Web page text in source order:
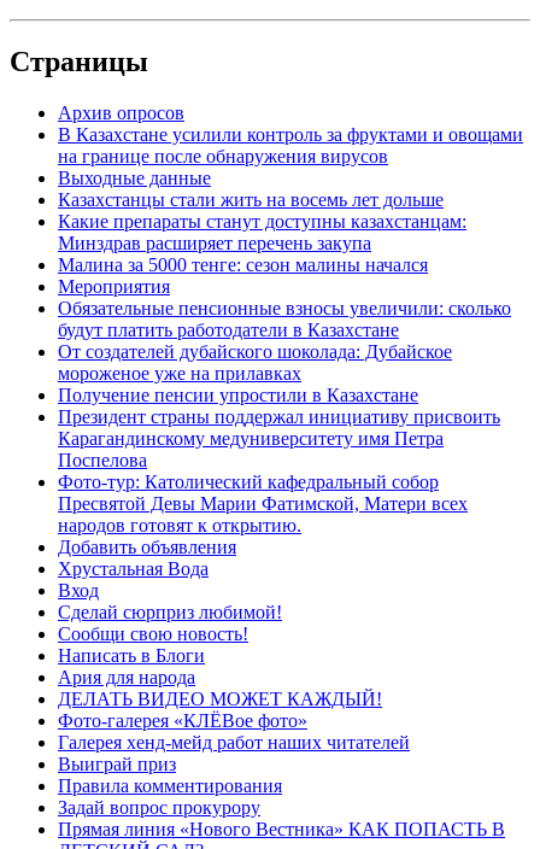
Страницы
Архив опросов
В Казахстане усилили контроль за фруктами и овощами
на границе после обнаружения вирусов
Выходные данные
Казахстанцы стали жить на восемь лет дольше
Какие препараты станут доступны казахстанцам:
Минздрав расширяет перечень закупа
Малина за 5000 тенге: сезон малины начался
Мероприятия
Обязательные пенсионные взносы увеличили: сколько
будут платить работодатели в Казахстане
От создателей дубайского шоколада: Дубайское
мороженое уже на прилавках
Получение пенсии упростили в Казахстане
Президент страны поддержал инициативу присвоить
Карагандинскому медуниверситету имя Петра
Поспелова
Фото-тур: Католический кафедральный собор
Пресвятой Девы Марии Фатимской, Матери всех
народов готовят к открытию.
Добавить объявления
Хрустальная Вода
Вход
Сделай сюрприз любимой!
Сообщи свою новость!
Написать в Блоги
Ария для народа
ДЕЛАТЬ ВИДЕО МОЖЕТ КАЖДЫЙ!
Фото-галерея «КЛЁВое фото»
Галерея хенд-мейд работ наших читателей
Выиграй приз
Правила комментирования
Задай вопрос прокурору
Прямая линия «Нового Вестника» КАК ПОПАСТЬ В